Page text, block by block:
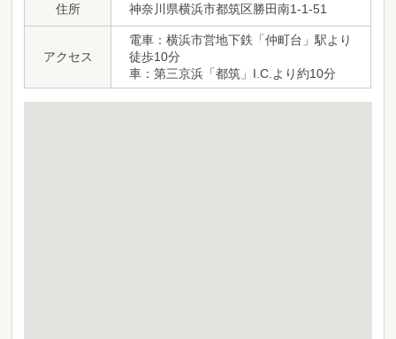
住所 神奈川県横浜市都筑区勝田南1-1-51
アクセス
電車：横浜市営地下鉄「仲町台」駅より
徒歩10分
車：第三京浜「都筑」I.C.より約10分